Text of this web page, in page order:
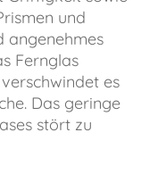
und
angenehmes
Fernglas
es
Das geringe
stört zu